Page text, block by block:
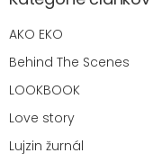
AKO EKO
Behind The Scenes
LOOKBOOK
Love story
Lujzin žurnál